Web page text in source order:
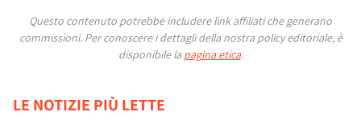
Questo contenuto potrebbe includere link affiliati che generano
commissioni. Per conoscere i dettagli della nostra policy editoriale, è
disponibile la pagina etica.
LE NOTIZIE PIÙ LETTE